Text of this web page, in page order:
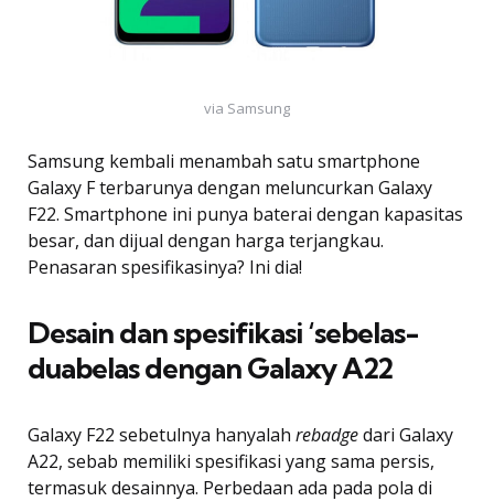
via Samsung
Samsung kembali menambah satu smartphone
Galaxy F terbarunya dengan meluncurkan Galaxy
F22. Smartphone ini punya baterai dengan kapasitas
besar, dan dijual dengan harga terjangkau.
Penasaran spesifikasinya? Ini dia!
Desain dan spesifikasi ‘sebelas-
duabelas dengan Galaxy A22
Galaxy F22 sebetulnya hanyalah rebadgedari Galaxy
A22, sebab memiliki spesifikasi yang sama persis,
termasuk desainnya. Perbedaan ada pada pola di